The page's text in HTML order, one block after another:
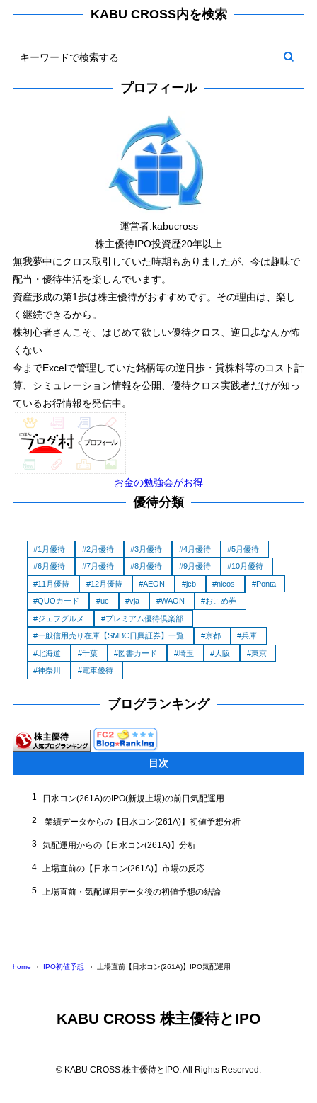
KABU CROSS内を検索
プロフィール
運営者:kabucross
株主優待IPO投資歴20年以上
無我夢中にクロス取引していた時期もありましたが、今は趣味で
配当・優待生活を楽しんでいます。
資産形成の第1歩は株主優待がおすすめです。その理由は、楽し
く継続できるから。
株初心者さんこそ、はじめて欲しい優待クロス、逆日歩なんか怖
くない
今までExcelで管理していた銘柄毎の逆日歩・貸株料等のコスト計
算、シミュレーション情報を公開、優待クロス実践者だけが知っ
ているお得情報を発信中。
お金の勉強会がお得
優待分類
1月優待 2月優待 3月優待 4月優待 5月優待
6月優待 7月優待 8月優待 9月優待 10月優待
11月優待 12月優待 AEON jcb nicos Ponta
QUOカード uc vja WAON おこめ券
ジェフグルメ プレミアム優待倶楽部
一般信用売り在庫【SMBC日興証券】一覧 京都 兵庫
北海道 千葉 図書カード 埼玉 大阪 東京
神奈川 電車優待
ブログランキング
目次
1 日水コン(261A)のIPO(新規上場)の前日気配運用
2 業績データからの【日水コン(261A)】初値予想分析
3 気配運用からの【日水コン(261A)】分析
4 上場直前の【日水コン(261A)】市場の反応
5 上場直前・気配運用データ後の初値予想の結論
home IPO初値予想 上場直前【日水コン(261A)】IPO気配運用
KABU CROSS 株主優待とIPO
© KABU CROSS 株主優待とIPO. All Rights Reserved.